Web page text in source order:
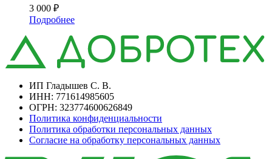
3 000 ₽
Подробнее
ИП Гладышев С. В.
ИНН: 771614985605
ОГРН: 323774600626849
Политика конфиденциальности
Политика обработки персональных данных
Согласие на обработку персональных данных